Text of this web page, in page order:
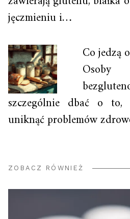
jęczmieniu i…
Co jedzą
szczególnie dbać o to,
uniknąć problemów
ZOBACZ RÓWNIEŻ